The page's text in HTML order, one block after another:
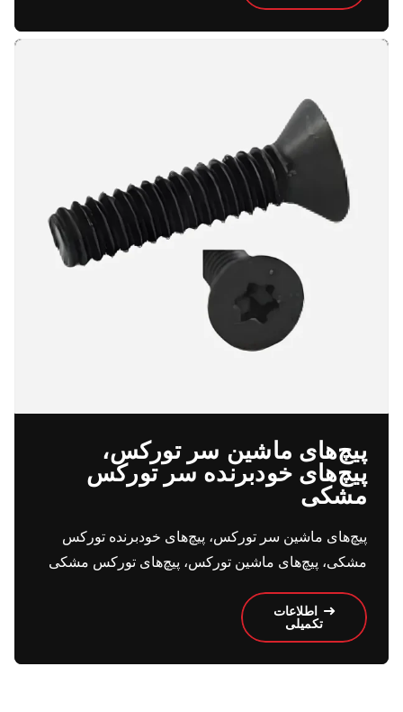
پیچ‌های ماشین سر تورکس،
پیچ‌های خود‌برنده سر تورکس
مشکی
پیچ‌های ماشین سر تورکس، پیچ‌های خود‌برنده تورکس
مشکی، پیچ‌های ماشین تورکس، پیچ‌های تورکس مشکی
اطلاعات
تکمیلی